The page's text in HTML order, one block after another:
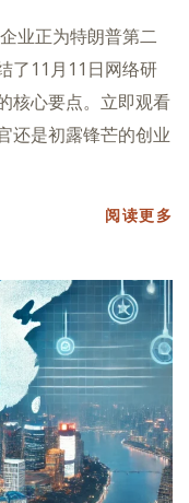
业正为特朗普第二
了11月11日网络研
核心要点。立即观看
还是初露锋芒的创业
阅读更多